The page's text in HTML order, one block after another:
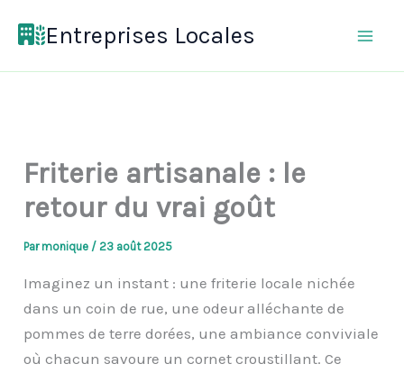
Entreprises Locales
Friterie artisanale : le
retour du vrai goût
Parmonique /23 août 2025
Imaginez un instant : une friterie locale nichée
dans un coin de rue, une odeur alléchante de
pommes de terre dorées, une ambiance conviviale
où chacun savoure un cornet croustillant. Ce